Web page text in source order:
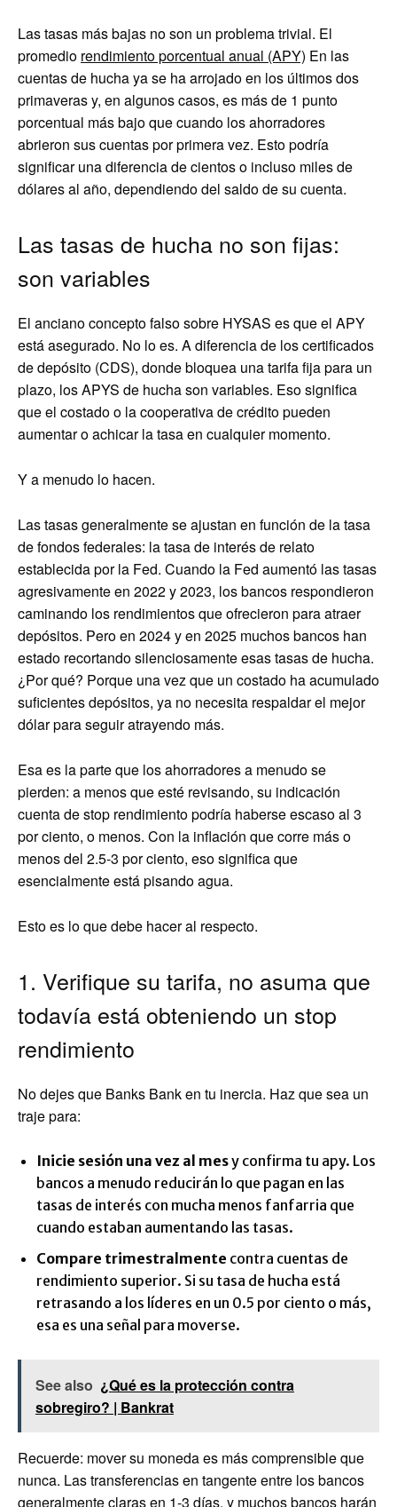
Las tasas más bajas no son un problema trivial. El
promedio rendimiento porcentual anual (APY) En las
cuentas de hucha ya se ha arrojado en los últimos dos
primaveras y, en algunos casos, es más de 1 punto
porcentual más bajo que cuando los ahorradores
abrieron sus cuentas por primera vez. Esto podría
significar una diferencia de cientos o incluso miles de
dólares al año, dependiendo del saldo de su cuenta.
Las tasas de hucha no son fijas:
son variables
El anciano concepto falso sobre HYSAS es que el APY
está asegurado. No lo es. A diferencia de los certificados
de depósito (CDS), donde bloquea una tarifa fija para un
plazo, los APYS de hucha son variables. Eso significa
que el costado o la cooperativa de crédito pueden
aumentar o achicar la tasa en cualquier momento.
Y a menudo lo hacen.
Las tasas generalmente se ajustan en función de la tasa
de fondos federales: la tasa de interés de relato
establecida por la Fed. Cuando la Fed aumentó las tasas
agresivamente en 2022 y 2023, los bancos respondieron
caminando los rendimientos que ofrecieron para atraer
depósitos. Pero en 2024 y en 2025 muchos bancos han
estado recortando silenciosamente esas tasas de hucha.
¿Por qué? Porque una vez que un costado ha acumulado
suficientes depósitos, ya no necesita respaldar el mejor
dólar para seguir atrayendo más.
Esa es la parte que los ahorradores a menudo se
pierden: a menos que esté revisando, su indicación
cuenta de stop rendimiento podría haberse escaso al 3
por ciento, o menos. Con la inflación que corre más o
menos del 2.5-3 por ciento, eso significa que
esencialmente está pisando agua.
Esto es lo que debe hacer al respecto.
1. Verifique su tarifa, no asuma que
todavía está obteniendo un stop
rendimiento
No dejes que Banks Bank en tu inercia. Haz que sea un
traje para:
Inicie sesión una vez al mesy confirma tu apy. Los
bancos a menudo reducirán lo que pagan en las
tasas de interés con mucha menos fanfarria que
cuando estaban aumentando las tasas.
Compare trimestralmente contra cuentas de
rendimiento superior. Si su tasa de hucha está
retrasando a los líderes en un 0.5 por ciento o más,
esa es una señal para moverse.
See also ¿Qué es la protección contra
sobregiro? | Bankrat
Recuerde: mover su moneda es más comprensible que
nunca. Las transferencias en tangente entre los bancos
generalmente claras en 1-3 días, y muchos bancos harán